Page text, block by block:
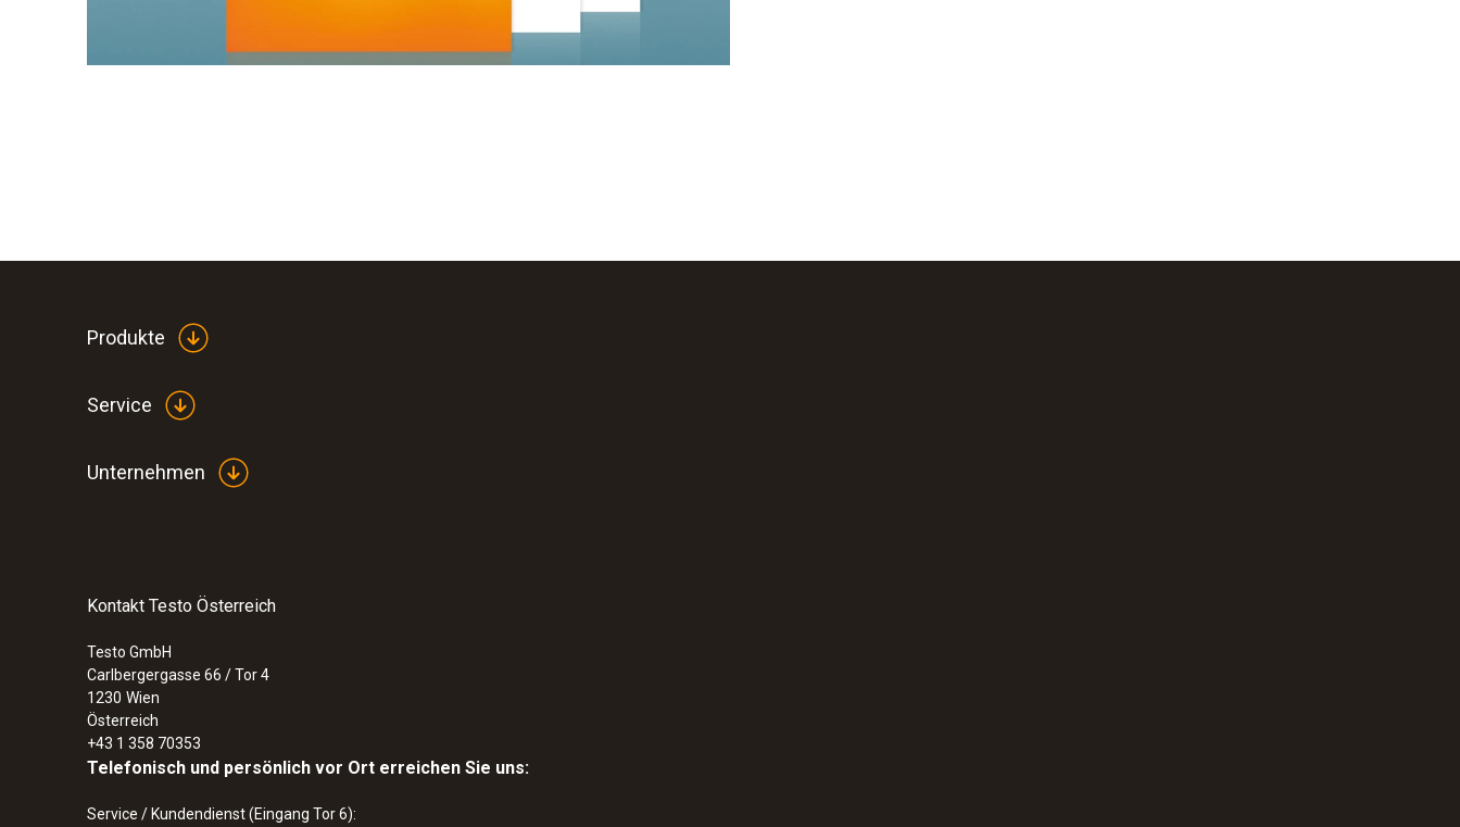
Produkte
Service
Unternehmen
Kontakt Testo Österreich
Testo GmbH
Carlbergergasse 66 / Tor 4
1230 Wien
Österreich
+43 1 358 70353
Telefonisch und persönlich vor Ort erreichen Sie uns:
Service / Kundendienst (Eingang Tor 6):